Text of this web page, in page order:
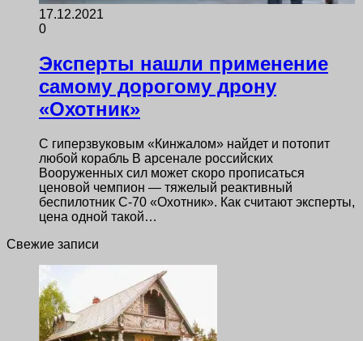
17.12.2021
0
Эксперты нашли применение
самому дорогому дрону
«Охотник»
С гиперзвуковым «Кинжалом» найдет и потопит
любой корабль В арсенале российских
Вооруженных сил может скоро прописаться
ценовой чемпион — тяжелый реактивный
беспилотник С-70 «Охотник». Как считают эксперты,
цена одной такой…
Свежие записи